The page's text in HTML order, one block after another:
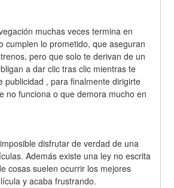
muchas veces termina en
cumplen lo prometido, que aseguran
pero que solo te derivan de un
a dar clic tras clic mientras te
publicidad , para finalmente dirigirte
no funciona o que demora mucho en
disfrutar de verdad de una
Además existe una ley no escrita
cosas suelen ocurrir los mejores
y acaba frustrando.